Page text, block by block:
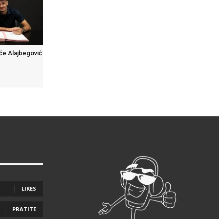
Alajbegović
LIKES
PRATITE